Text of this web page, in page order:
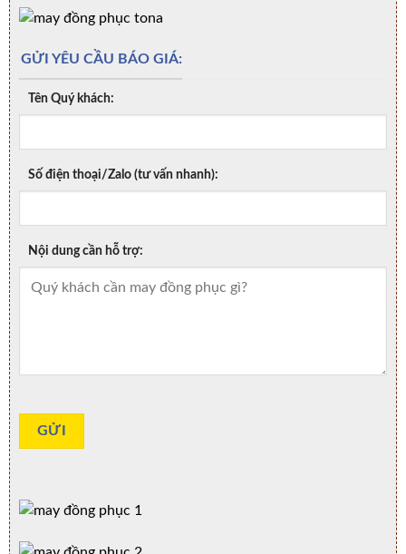
GỬI YÊU CẦU BÁO GIÁ:
Tên Quý khách:
Số điện thoại/Zalo (tư vấn nhanh):
Nội dung cần hỗ trợ: